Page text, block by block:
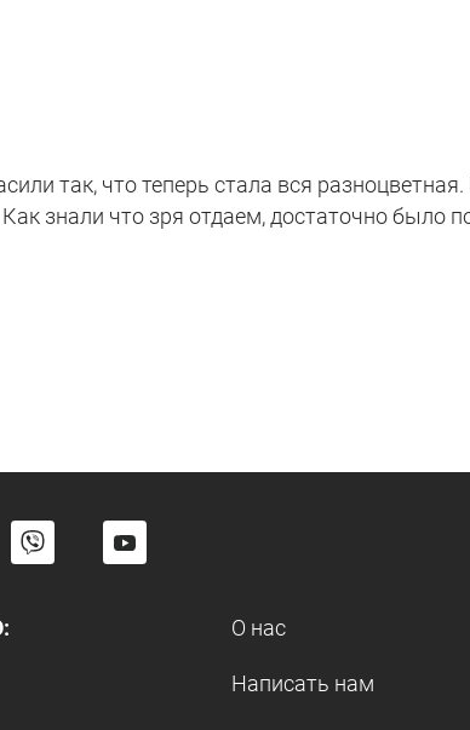
так, что теперь стала вся разноцветная.
знали что зря отдаем, достаточно было
О нас
Написать нам